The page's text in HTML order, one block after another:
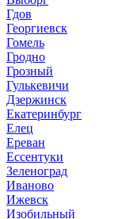
Гдов
Георгиевск
Гомель
Гродно
Грозный
Гулькевичи
Дзержинск
Екатеринбург
Елец
Ереван
Ессентуки
Зеленоград
Иваново
Ижевск
Изобильный